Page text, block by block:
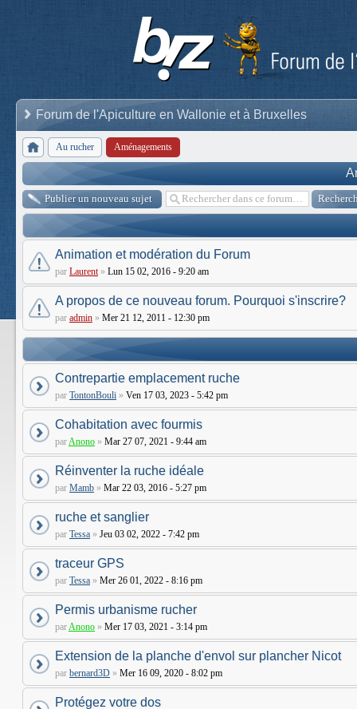
Forum de l'Apiculture en Wallonie et à Bruxelles
Au rucher Aménagements
Publier un nouveau sujet
Animation et modération du Forum
par Laurent » Lun 15 02, 2016 - 9:20 am
A propos de ce nouveau forum. Pourquoi s'inscrire?
par admin » Mer 21 12, 2011 - 12:30 pm
Contrepartie emplacement ruche
par TontonBouli » Ven 17 03, 2023 - 5:42 pm
Cohabitation avec fourmis
parAnono » Mar 27 07, 2021 - 9:44 am
Réinventer la ruche idéale
par Mamb » Mar 22 03, 2016 - 5:27 pm
ruche et sanglier
par Tessa » Jeu 03 02, 2022 - 7:42 pm
traceur GPS
par Tessa » Mer 26 01, 2022 - 8:16 pm
Permis urbanisme rucher
parAnono » Mer 17 03, 2021 - 3:14 pm
Extension de la planche d'envol sur plancher Nicot
par bernard3D » Mer 16 09, 2020 - 8:02 pm
Protégez votre dos